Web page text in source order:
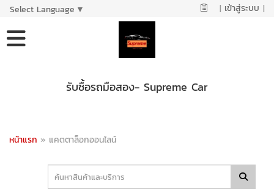
Select Language ▼ | เข้าสู่ระบบ |
รับซื้อรถมือสอง- Supreme Car
หน้าแรก » แคตตาล็อกออนไลน์